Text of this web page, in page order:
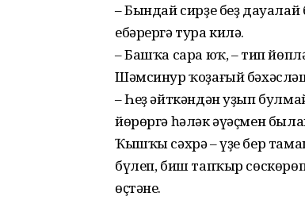
– Бындай сирҙе беҙ
ебәрергә тура килә.
– Башҡа сара юҡ, – тип
Шәмсинур ҡоҙағый
– Һеҙ әйткәндән уҙып
йөрөргә һәләк әүәҫмен
Ҡышҡы сәхрә – үҙе бер
бүлеп, биш тапҡыр
өҫтәне.